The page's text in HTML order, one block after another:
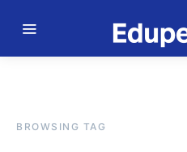
BROWSING TAG